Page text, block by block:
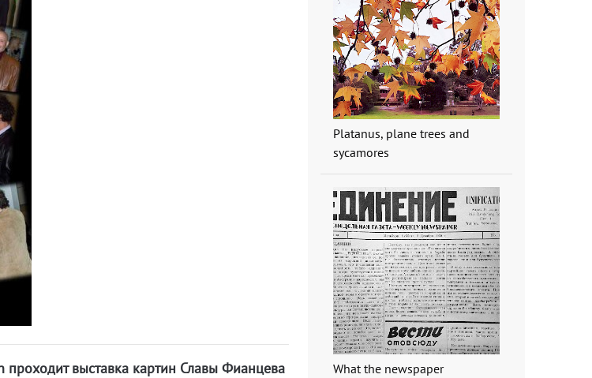
выставка картин Славы Фианцева
Platanus, plane trees and
sycamores
What the newspaper